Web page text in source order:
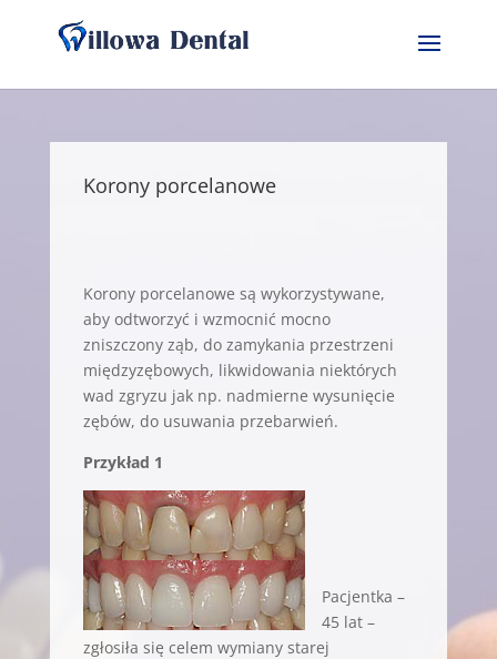
Korony porcelanowe
Korony porcelanowe są wykorzystywane,
aby odtworzyć i wzmocnić mocno
zniszczony ząb, do zamykania przestrzeni
międzyzębowych, likwidowania niektórych
wad zgryzu jak np. nadmierne wysunięcie
zębów, do usuwania przebarwień.
Przykład 1
Pacjentka –
45 lat –
zgłosiła się celem wymiany starej